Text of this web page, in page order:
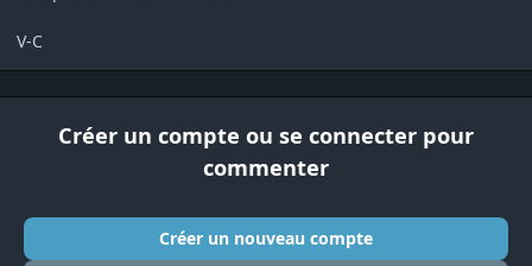
V-C
Créer un compte ou se connecter pour
commenter
Créer un nouveau compte